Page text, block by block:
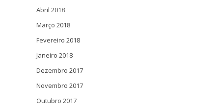
Abril 2018
Março 2018
Fevereiro 2018
Janeiro 2018
Dezembro 2017
Novembro 2017
Outubro 2017